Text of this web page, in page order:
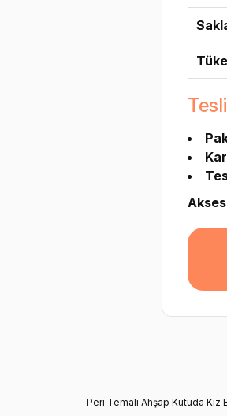
Peri Temalı Ahşap Kutuda Kız